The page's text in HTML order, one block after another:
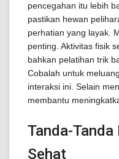
pencegahan itu lebih
pastikan hewan
perhatian yang layak.
penting. Aktivitas fisik
bahkan pelatihan trik
Cobalah untuk
interaksi ini. Selain
membantu
Tanda-
Sehat